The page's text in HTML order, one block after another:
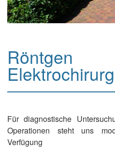
Röntgen
Für diagnostische
Operationen steht uns
Verfügung